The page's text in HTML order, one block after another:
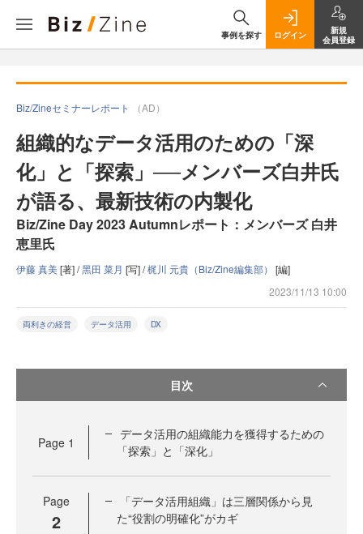
事例を探す ログイン
新規
会員登録
Biz/Zineセミナーレポート （AD）
組織的なデータ活用のための「深
化」と「探索」──メンバーズ白井氏
が語る、最新技術の内製化
Biz/Zine Day 2023 Autumnレポート：メンバーズ 白井
恵里氏
伊藤 真美[著] /黑田 菜月 [写] /梶川 元貴（Biz/Zine編集部） [編]
2023/11/13 10:00
両利きの経営 データ活用 DX
目次
Page 1
データ活用の組織能力を獲得するための
「探索」と「深化」
Page
2
「データ活用組織」は三層関係から見
た“役割の明確化”がカギ